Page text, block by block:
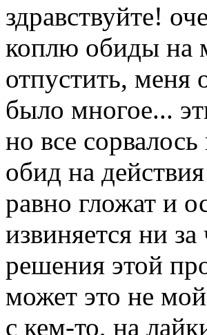
здравствуйте!
коплю обиды на
отпустить, меня
было многое...
но все
обид на
равно гложат и
извиняется ни
решения этой
может это не
с кем-то, на